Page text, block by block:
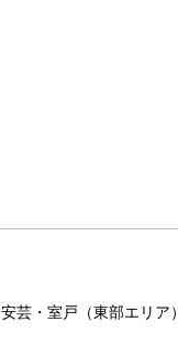
安芸・室戸（東部エリア）